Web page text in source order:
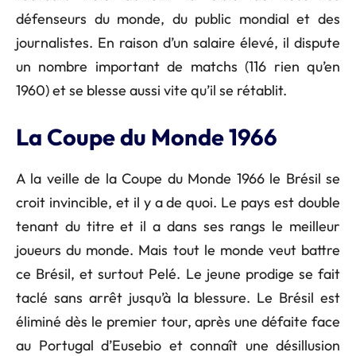
défenseurs du monde, du public mondial et des
journalistes. En raison d’un salaire élevé, il dispute
un nombre important de matchs (116 rien qu’en
1960) et se blesse aussi vite qu’il se rétablit.
La Coupe du Monde 1966
A la veille de la Coupe du Monde 1966 le Brésil se
croit invincible, et il y a de quoi. Le pays est double
tenant du titre et il a dans ses rangs le meilleur
joueurs du monde. Mais tout le monde veut battre
ce Brésil, et surtout Pelé. Le jeune prodige se fait
taclé sans arrêt jusqu’à la blessure. Le Brésil est
éliminé dès le premier tour, après une défaite face
au Portugal d’Eusebio et connaît une désillusion